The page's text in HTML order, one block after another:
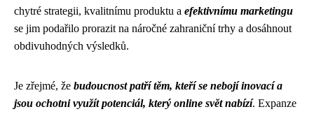
chytré strategii, kvalitnímu produktu a efektivnímu marketingu
se jim podařilo prorazit na náročné zahraniční trhy a dosáhnout
obdivuhodných výsledků.
Je zřejmé, že budoucnost patří těm, kteří se nebojí inovací a
jsou ochotni využít potenciál, který online svět nabízí. Expanze